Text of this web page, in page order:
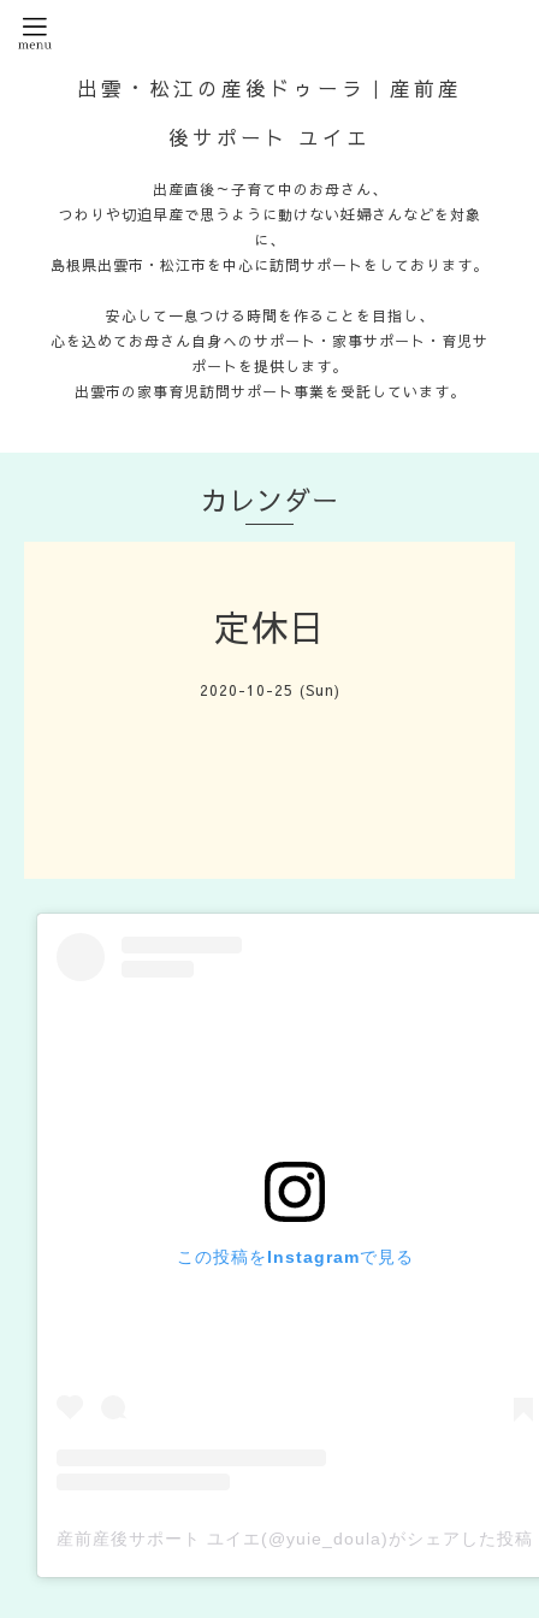
出雲・松江の産後ドゥーラ｜産前産
後サポート ユイエ
出産直後～子育て中のお母さん、
つわりや切迫早産で思うように動けない妊婦さんなどを対象
に、
島根県出雲市・松江市を中心に訪問サポートをしております。
安心して一息つける時間を作ることを目指し、
心を込めてお母さん自身へのサポート・家事サポート・育児サ
ポートを提供します。
出雲市の家事育児訪問サポート事業を受託しています。
カレンダー
定休日
2020-10-25 (Sun)
この投稿をInstagramで見る
産前産後サポート ユイエ(@yuie_doula)がシェアした投稿